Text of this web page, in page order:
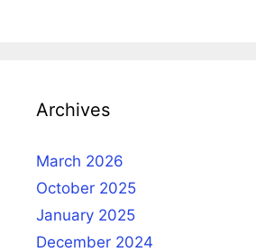
Archives
March 2026
October 2025
January 2025
December 2024